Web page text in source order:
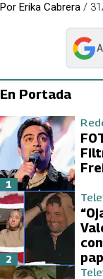
Por Erika Cabrera /
abre
En Portada
1
2